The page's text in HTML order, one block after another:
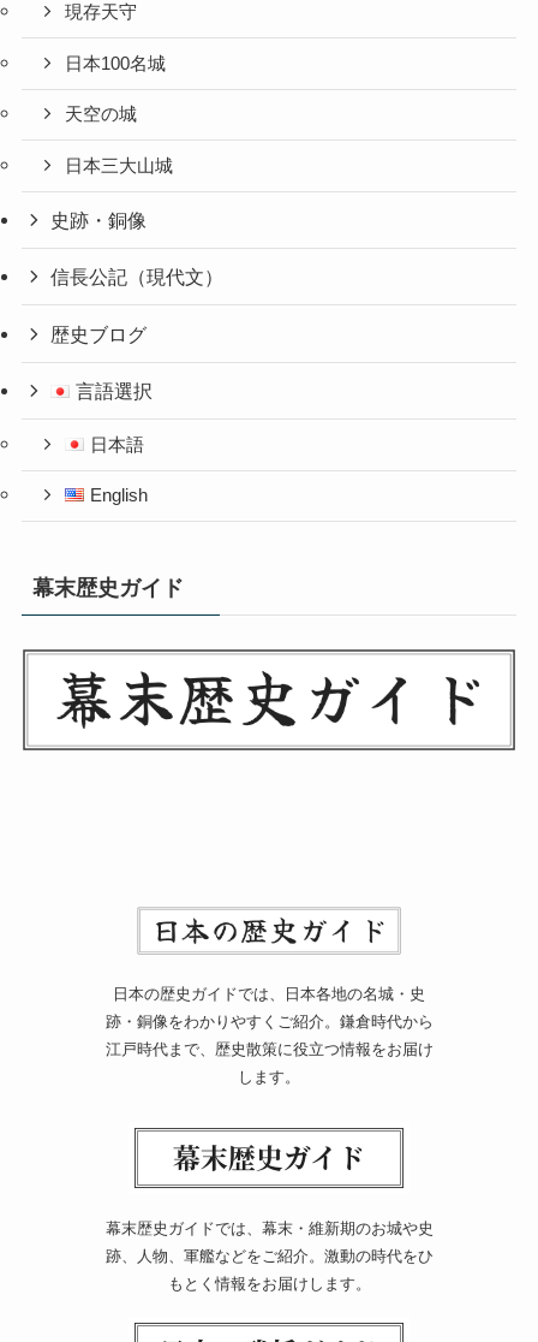
現存天守
日本100名城
天空の城
日本三大山城
史跡・銅像
信長公記（現代文）
歴史ブログ
言語選択
日本語
English
幕末歴史ガイド
日本の歴史ガイドでは、日本各地の名城・史
跡・銅像をわかりやすくご紹介。鎌倉時代から
江戸時代まで、歴史散策に役立つ情報をお届け
します。
幕末歴史ガイドでは、幕末・維新期のお城や史
跡、人物、軍艦などをご紹介。激動の時代をひ
もとく情報をお届けします。